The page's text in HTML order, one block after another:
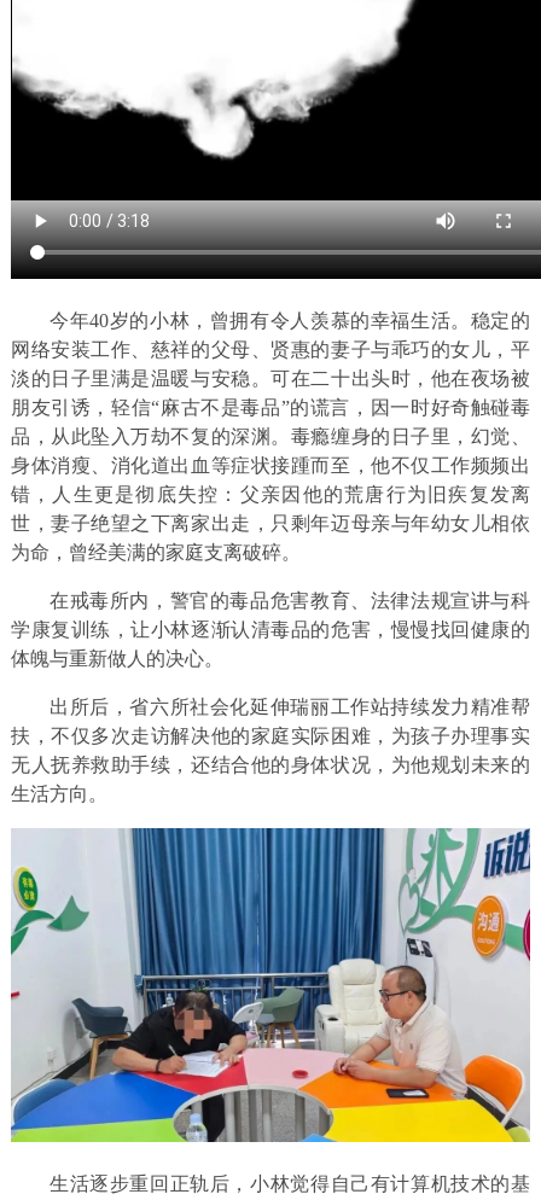
今年40岁的小林，曾拥有令人羡慕的幸福生活。稳定的
网络安装工作、慈祥的父母、贤惠的妻子与乖巧的女儿，平
淡的日子里满是温暖与安稳。可在二十出头时，他在夜场被
朋友引诱，轻信“麻古不是毒品”的谎言，因一时好奇触碰毒
品，从此坠入万劫不复的深渊。毒瘾缠身的日子里，幻觉、
身体消瘦、消化道出血等症状接踵而至，他不仅工作频频出
错，人生更是彻底失控：父亲因他的荒唐行为旧疾复发离
世，妻子绝望之下离家出走，只剩年迈母亲与年幼女儿相依
为命，曾经美满的家庭支离破碎。
在戒毒所内，警官的毒品危害教育、法律法规宣讲与科
学康复训练，让小林逐渐认清毒品的危害，慢慢找回健康的
体魄与重新做人的决心。
出所后，省六所社会化延伸瑞丽工作站持续发力精准帮
扶，不仅多次走访解决他的家庭实际困难，为孩子办理事实
无人抚养救助手续，还结合他的身体状况，为他规划未来的
生活方向。
生活逐步重回正轨后，小林觉得自己有计算机技术的基